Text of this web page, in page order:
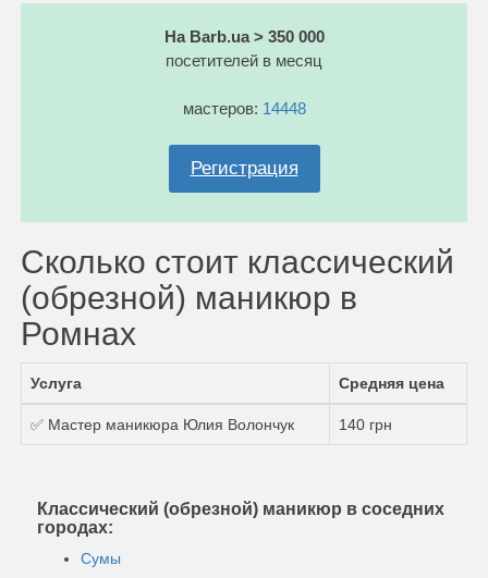
На Barb.ua > 350 000
посетителей в месяц
мастеров: 14448
Регистрация
Сколько стоит классический
(обрезной) маникюр в
Ромнах
Услуга Средняя цена
✅ Мастер маникюра Юлия Волончук 140 грн
Классический (обрезной) маникюр в соседних
городах:
Сумы